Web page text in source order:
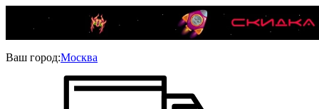
Ваш город:Москва